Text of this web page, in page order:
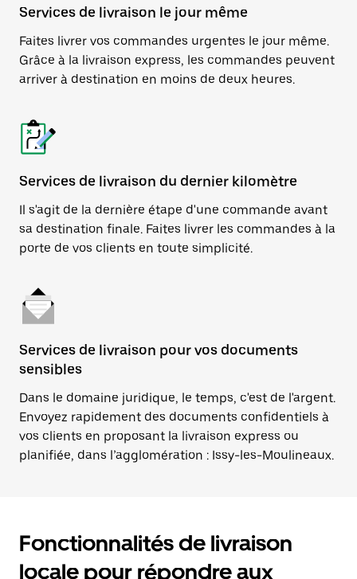
Services de livraison le jour même
Faites livrer vos commandes urgentes le jour même.
Grâce à la livraison express, les commandes peuvent
arriver à destination en moins de deux heures.
Services de livraison du dernier kilomètre
Il s'agit de la dernière étape d'une commande avant
sa destination finale. Faites livrer les commandes à la
porte de vos clients en toute simplicité.
Services de livraison pour vos documents
sensibles
Dans le domaine juridique, le temps, c'est de l'argent.
Envoyez rapidement des documents confidentiels à
vos clients en proposant la livraison express ou
planifiée, dans l’agglomération : Issy-les-Moulineaux.
Fonctionnalités de livraison
locale pour répondre aux